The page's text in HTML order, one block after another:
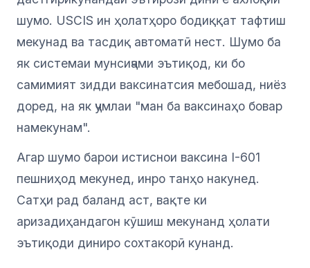
шумо. USCIS ин ҳолатҳоро бодиққат тафтиш
мекунад ва тасдиқ автоматӣ нест. Шумо ба
як системаи мунсиҷами эътиқод, ки бо
самимият зидди ваксинатсия мебошад, ниёз
доред, на як ҷумлаи "ман ба ваксинаҳо бовар
намекунам".
Агар шумо барои истиснои ваксина I-601
пешниҳод мекунед, инро танҳо накунед.
Сатҳи рад баланд аст, вақте ки
аризадиҳандагон кӯшиш мекунанд ҳолати
эътиқоди диниро сохтакорӣ кунанд.